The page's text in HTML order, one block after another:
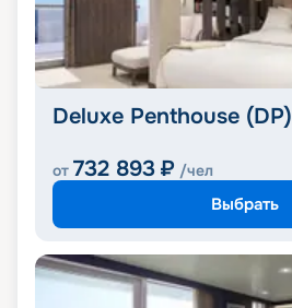
Deluxe Penthouse (DP)
от 732 893 ₽ /чел
Выбрать